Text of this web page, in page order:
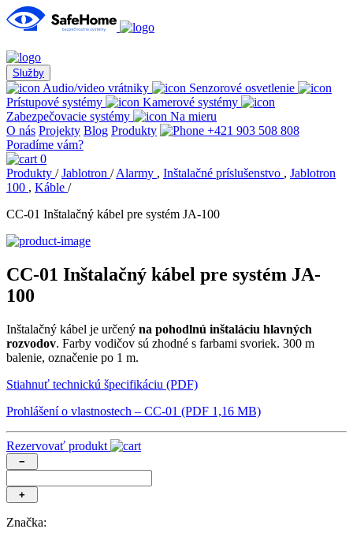
Služby
Audio/video vrátniky
Senzorové osvetlenie
Prístupové systémy
Kamerové systémy
Zabezpečovacie systémy
Na mieru
O nás Projekty Blog Produkty
+421 903 508 808
Poradíme vám?
0
Produkty / Jablotron / Alarmy , Inštalačné príslušenstvo , Jablotron
100 , Káble /
CC-01 Inštalačný kábel pre systém JA-100
CC-01 Inštalačný kábel pre systém JA-
100
Inštalačný kábel je určený na pohodlnú inštaláciu hlavných
rozvodov. Farby vodičov sú zhodné s farbami svoriek. 300 m
balenie, označenie po 1 m.
Stiahnuť technickú špecifikáciu (PDF)
Prohlášení o vlastnostech – CC-01 (PDF 1,16 MB)
Rezervovať produkt
−
+
Značka: